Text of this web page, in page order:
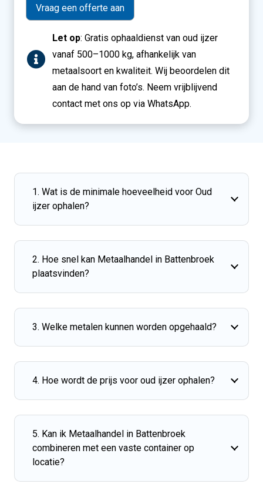
info
Let op: Gratis ophaaldienst van oud ijzer
vanaf 500–1000 kg, afhankelijk van
metaalsoort en kwaliteit. Wij beoordelen dit
aan de hand van foto’s. Neem vrijblijvend
contact met ons op via WhatsApp.
1. Wat is de minimale hoeveelheid voor Oud
ijzer ophalen?
2. Hoe snel kan Metaalhandel in Battenbroek
plaatsvinden?
3. Welke metalen kunnen worden opgehaald?
4. Hoe wordt de prijs voor oud ijzer ophalen?
5. Kan ik Metaalhandel in Battenbroek
combineren met een vaste container op
locatie?